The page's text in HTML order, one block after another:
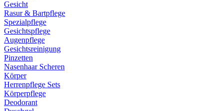
Gesicht
Rasur & Bartpflege
Spezialpflege
Gesichtspflege
Augenpflege
Gesichtsreinigung
Pinzetten
Nasenhaar Scheren
Körper
Herrenpflege Sets
Körperpflege
Deodorant